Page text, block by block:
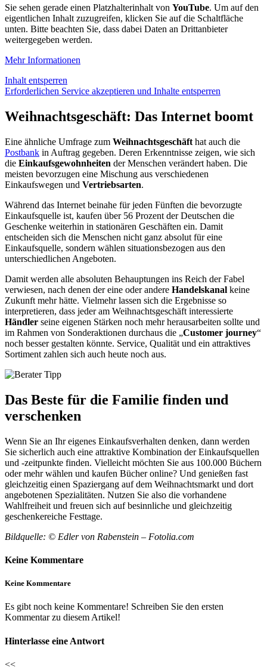
Sie sehen gerade einen Platzhalterinhalt von YouTube. Um auf den
eigentlichen Inhalt zuzugreifen, klicken Sie auf die Schaltfläche
unten. Bitte beachten Sie, dass dabei Daten an Drittanbieter
weitergegeben werden.
Mehr Informationen
Inhalt entsperren
Erforderlichen Service akzeptieren und Inhalte entsperren
Weihnachtsgeschäft: Das Internet boomt
Eine ähnliche Umfrage zum Weihnachtsgeschäft hat auch die
Postbank in Auftrag gegeben. Deren Erkenntnisse zeigen, wie sich
die Einkaufsgewohnheiten der Menschen verändert haben. Die
meisten bevorzugen eine Mischung aus verschiedenen
Einkaufswegen und Vertriebsarten.
Während das Internet beinahe für jeden Fünften die bevorzugte
Einkaufsquelle ist, kaufen über 56 Prozent der Deutschen die
Geschenke weiterhin in stationären Geschäften ein. Damit
entscheiden sich die Menschen nicht ganz absolut für eine
Einkaufsquelle, sondern wählen situationsbezogen aus den
unterschiedlichen Angeboten.
Damit werden alle absoluten Behauptungen ins Reich der Fabel
verwiesen, nach denen der eine oder andere Handelskanal keine
Zukunft mehr hätte. Vielmehr lassen sich die Ergebnisse so
interpretieren, dass jeder am Weihnachtsgeschäft interessierte
Händler seine eigenen Stärken noch mehr herausarbeiten sollte und
im Rahmen von Sonderaktionen durchaus die „Customer journey“
noch besser gestalten könnte. Service, Qualität und ein attraktives
Sortiment zahlen sich auch heute noch aus.
Das Beste für die Familie finden und
verschenken
Wenn Sie an Ihr eigenes Einkaufsverhalten denken, dann werden
Sie sicherlich auch eine attraktive Kombination der Einkaufsquellen
und -zeitpunkte finden. Vielleicht möchten Sie aus 100.000 Büchern
oder mehr wählen und kaufen Bücher online? Und genießen fast
gleichzeitig einen Spaziergang auf dem Weihnachtsmarkt und dort
angebotenen Spezialitäten. Nutzen Sie also die vorhandene
Wahlfreiheit und freuen sich auf besinnliche und gleichzeitig
geschenkereiche Festtage.
Bildquelle: © Edler von Rabenstein – Fotolia.com
Keine Kommentare
Keine Kommentare
Es gibt noch keine Kommentare! Schreiben Sie den ersten
Kommentar zu diesem Artikel!
Hinterlasse eine Antwort
<<